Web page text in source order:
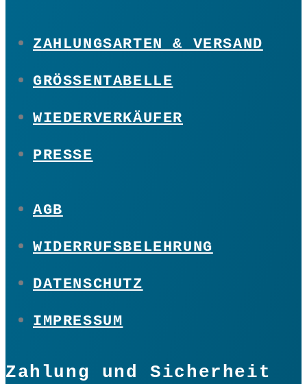
ZAHLUNGSARTEN & VERSAND
GRÖSSENTABELLE
WIEDERVERKÄUFER
PRESSE
AGB
WIDERRUFSBELEHRUNG
DATENSCHUTZ
IMPRESSUM
Zahlung und Sicherheit